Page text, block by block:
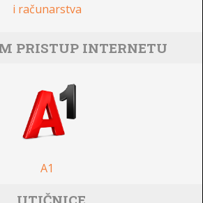
i računarstva
PRISTUP INTERNETU
A1